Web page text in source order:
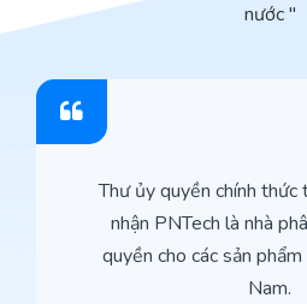
nước "
Thư ủy quyền chính
nhận PNTech là nhà
quyền cho các sản
Nam.